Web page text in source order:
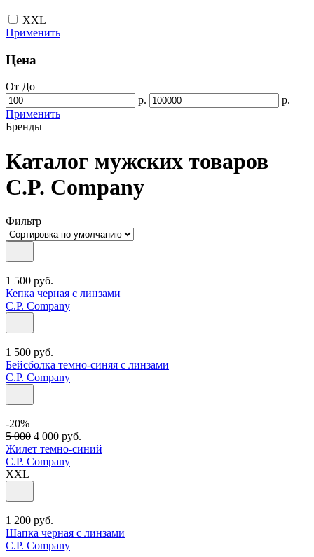
XXL
Применить
Цена
От До
р.
р.
Применить
Бренды
Каталог мужских товаров
C.P. Company
Фильтр
1 500 руб.
Кепка черная с линзами
C.P. Company
1 500 руб.
Бейсболка темно-синяя с линзами
C.P. Company
-20%
5 000 4 000 руб.
Жилет темно-синий
C.P. Company
XXL
1 200 руб.
Шапка черная с линзами
C.P. Company